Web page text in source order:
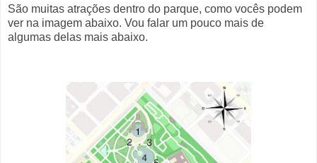
São muitas atrações dentro do parque, como vocês podem
ver na imagem abaixo. Vou falar um pouco mais de
algumas delas mais abaixo.